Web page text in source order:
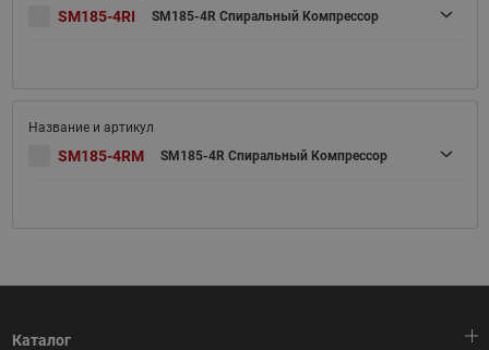
SM185-4RI SM185-4R Спиральный Компрессор
SM185-4RM SM185-4R Спиральный Компрессор
Каталог